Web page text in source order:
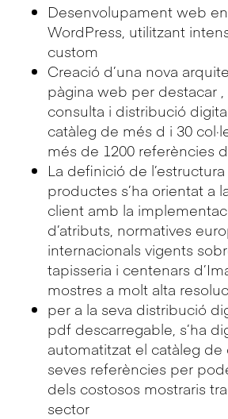
Desenvolupament web
WordPress, utilitzant
custom
Creació d’una nova
pàgina web per destacar ,
consulta i distribució
catàleg de més d i 30
més de 1200 referències
La definició de
productes s’ha orientat a
client amb la
d’atributs, normatives
internacionals vigents
tapisseria i centenars
mostres a molt alta
per a la seva distribució
pdf descarregable, s’ha
automatitzat el catàleg de
seves referències per
dels costosos mostraris
sector